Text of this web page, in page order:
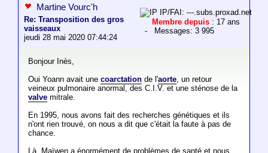
Martine Vourc'h
Re: Transposition des gros
vaisseaux
jeudi 28 mai 2020 07:44:24
IP/FAI: ---.subs.proxad.net
Membre depuis : 17 ans
- Messages: 3 995
Bonjour Inès,
Oui Yoann avait une coarctationde l'aorte, un retour
veineux pulmonaire anormal, des C.I.V. et une sténose de la
valvemitrale.
En 1995, nous avons fait des recherches génétiques et ils
n'ont rien trouvé, on nous a dit que c'était la faute à pas de
chance.
Là, Maïwen a énormément de problèmes de santé et nous